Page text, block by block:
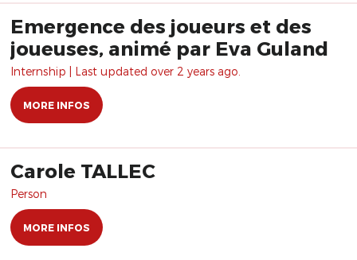
Emergence des joueurs et des
joueuses, animé par Eva Guland
Internship | Last updated over 2 years ago.
MORE INFOS
Carole TALLEC
Person
MORE INFOS